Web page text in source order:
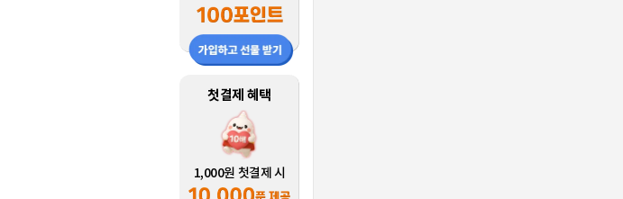
첫결제 혜택
1,000원 첫결제 시